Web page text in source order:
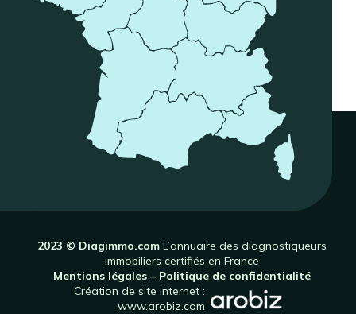
2023 © Diagimmo.com L’annuaire des diagnostiqueurs
immobiliers certifiés en France
Mentions légales – Politique de confidentialité
Création de site internet :
www.arobiz.com